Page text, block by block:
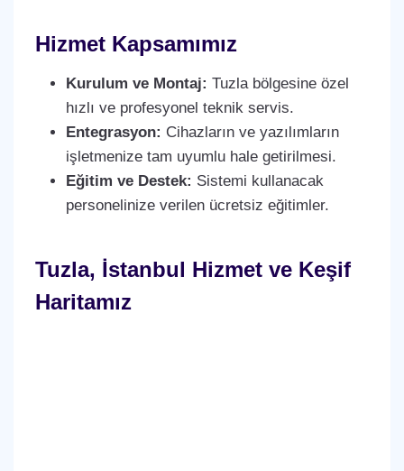
Hizmet Kapsamımız
Kurulum ve Montaj: Tuzla bölgesine özel
hızlı ve profesyonel teknik servis.
Entegrasyon: Cihazların ve yazılımların
işletmenize tam uyumlu hale getirilmesi.
Eğitim ve Destek: Sistemi kullanacak
personelinize verilen ücretsiz eğitimler.
Tuzla, İstanbul Hizmet ve Keşif
Haritamız